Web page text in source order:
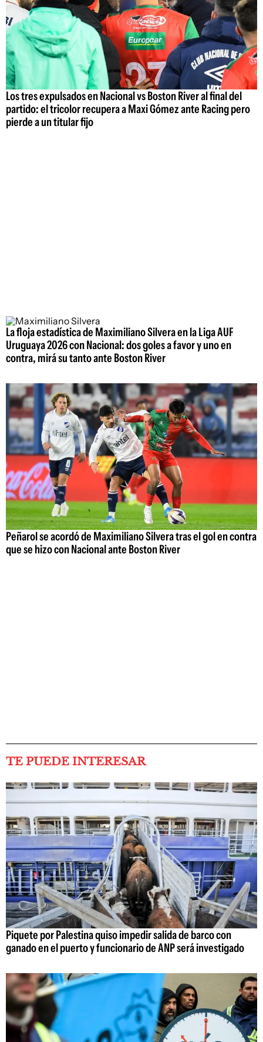
Los tres expulsados en Nacional vs Boston River al final del
partido: el tricolor recupera a Maxi Gómez ante Racing pero
pierde a un titular fijo
La floja estadística de Maximiliano Silvera en la Liga AUF
Uruguaya 2026 con Nacional: dos goles a favor y uno en
contra, mirá su tanto ante Boston River
Peñarol se acordó de Maximiliano Silvera tras el gol en contra
que se hizo con Nacional ante Boston River
TE PUEDE INTERESAR
Piquete por Palestina quiso impedir salida de barco con
ganado en el puerto y funcionario de ANP será investigado